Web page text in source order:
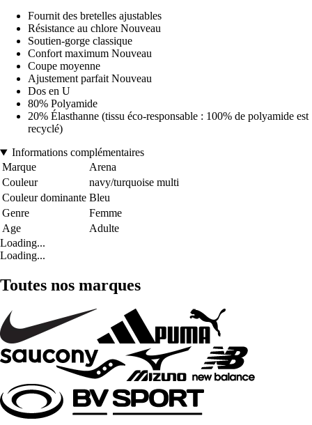
Fournit des bretelles ajustables
Résistance au chlore Nouveau
Soutien-gorge classique
Confort maximum Nouveau
Coupe moyenne
Ajustement parfait Nouveau
Dos en U
80% Polyamide
20% Élasthanne (tissu éco-responsable : 100% de polyamide est
recyclé)
Informations complémentaires
Marque
Arena
Couleur
navy/turquoise multi
Couleur dominante Bleu
Genre
Femme
Age
Adulte
Loading...
Loading...
Toutes nos marques